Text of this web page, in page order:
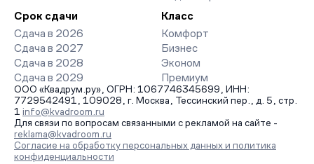
Срок сдачи
Сдача в 2026
Сдача в 2027
Сдача в 2028
Сдача в 2029
Класс
Комфорт
Бизнес
Эконом
Премиум
ООО «Квадрум.ру», ОГРН: 1067746345699, ИНН:
7729542491, 109028, г. Москва, Тессинский пер., д. 5, стр.
1 info@kvadroom.ru
Для связи по вопросам связанными с рекламой на сайте -
reklama@kvadroom.ru
Согласие на обработку персональных данных и политика
конфиденциальности